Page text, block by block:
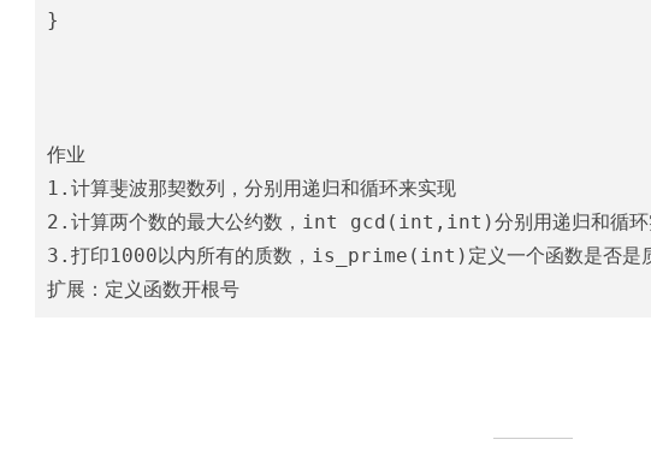
}
作业
1.计算斐波那契数列，分别用递归和循环来实现
2.计算两个数的最大公约数，int gcd(int,int)分别用递归和循环
3.打印1000以内所有的质数，is_prime(int)定义一个函数是否是